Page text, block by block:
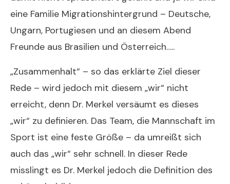
eine Familie Migrationshintergrund – Deutsche,
Ungarn, Portugiesen und an diesem Abend
Freunde aus Brasilien und Österreich…..
„Zusammenhalt“ – so das erklärte Ziel dieser
Rede – wird jedoch mit diesem „wir“ nicht
erreicht, denn Dr. Merkel versäumt es dieses
„wir“ zu definieren. Das Team, die Mannschaft im
Sport ist eine feste Größe – da umreißt sich
auch das „wir“ sehr schnell. In dieser Rede
misslingt es Dr. Merkel jedoch die Definition des